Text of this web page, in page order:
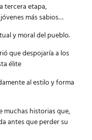
tercera etapa,
más sabios…
y moral del pueblo.
que despojaría a los
élite
al estilo y forma
muchas historias que,
antes que perder su